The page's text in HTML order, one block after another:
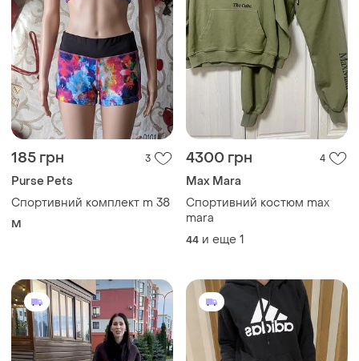
185 грн 3
Purse Pets
Спортивний комплект m 38
M
4300 грн 4
Max Mara
Спортивний костюм max
mara
44 и еще 1